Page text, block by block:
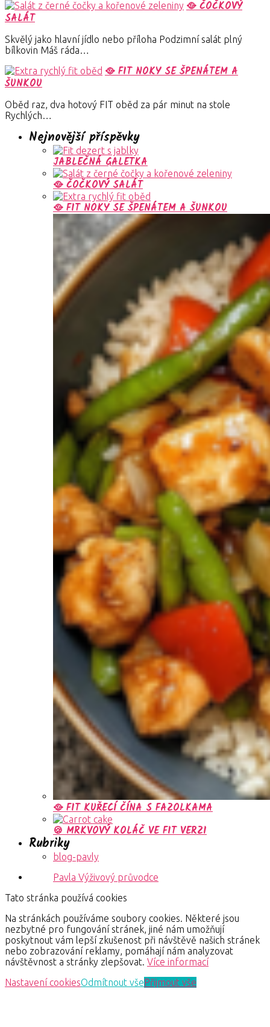
🥘 ČOČKOVÝ
SALÁT
Skvělý jako hlavní jídlo nebo příloha Podzimní salát plný
bílkovin Máš ráda…
🥘 FIT NOKY SE ŠPENÁTEM A
ŠUNKOU
Oběd raz, dva hotový FIT oběd za pár minut na stole
Rychlých…
Nejnovější příspěvky
JABLEČNÁ GALETKA
🥘 ČOČKOVÝ SALÁT
🥘 FIT NOKY SE ŠPENÁTEM A ŠUNKOU
🥘 FIT KUŘECÍ ČÍNA S FAZOLKAMA
🍪 MRKVOVÝ KOLÁČ VE FIT VERZI
Rubriky
blog-pavly
Pavla Výživový průvodce
Tato stránka používá cookies
Na stránkách používáme soubory cookies. Některé jsou
nezbytné pro fungování stránek, jiné nám umožňují
poskytnout vám lepší zkušenost při návštěvě našich stránek
nebo zobrazování reklamy, pomáhají nám analyzovat
návštěvnost a stránky zlepšovat. Více informací
Nastavení cookiesOdmítnout všePřijmout vše